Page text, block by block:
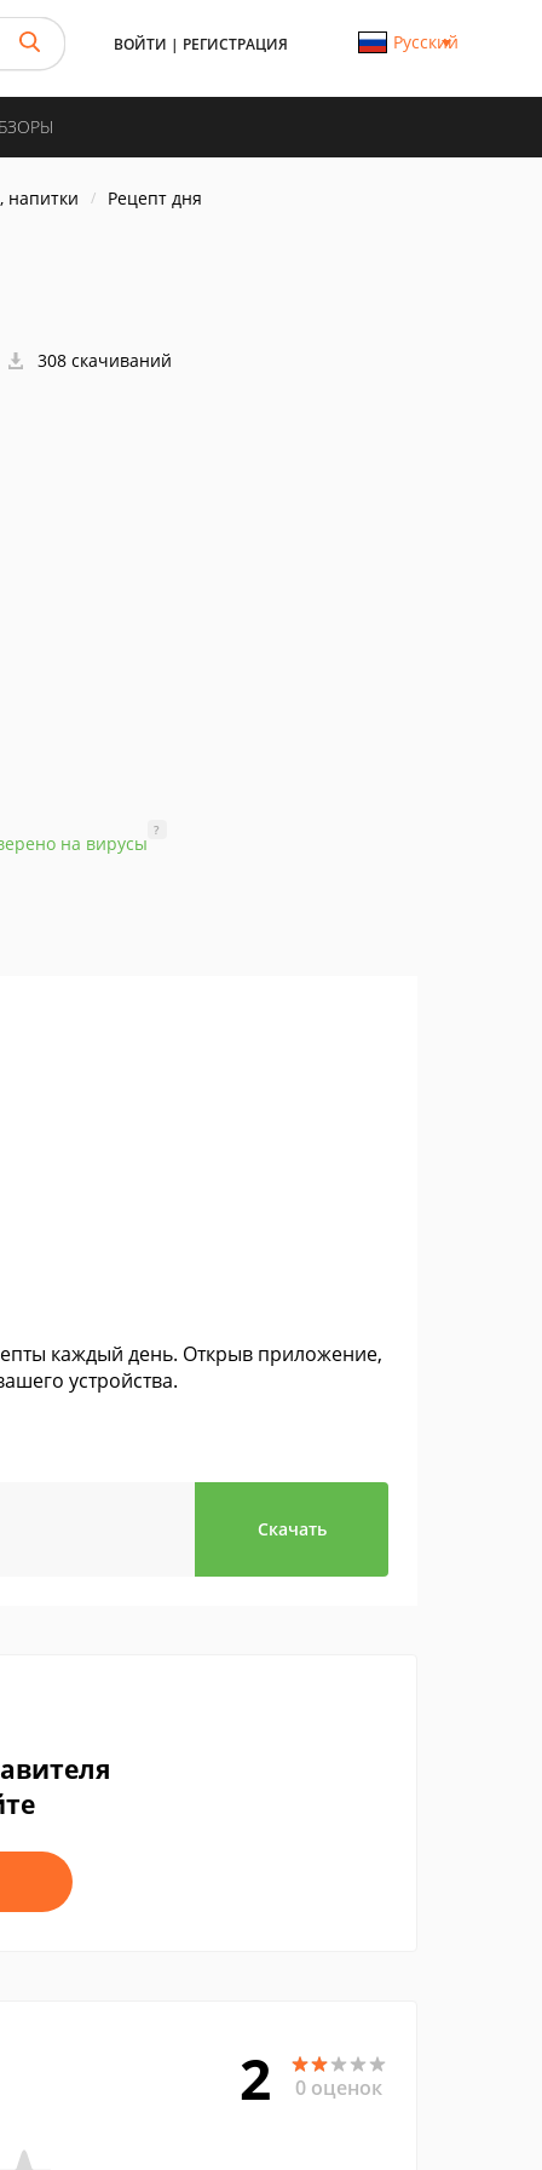
ВОЙТИ | РЕГИСТРАЦИЯ Русский
напитки Рецепт дня
308 скачиваний
на вирусы
?
каждый день. Открыв приложение,
устройства.
Скачать
2 0 оценок